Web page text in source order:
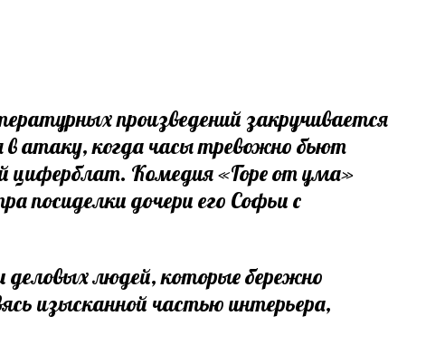
произведений закручивается
атаку, когда часы тревожно бьют
циферблат. Комедия «Горе от ума»
посиделки дочери его Софьи с
людей, которые бережно
изысканной частью интерьера,